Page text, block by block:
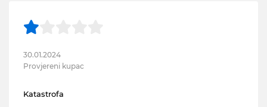
30.01.2024
Provjereni kupac
Katastrofa